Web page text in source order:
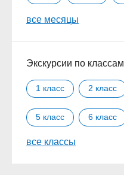
Сентябрь
все месяцы
Экскурсии по классам
1 класс 2 класс
5 класс 6 класс
9 класс
все классы